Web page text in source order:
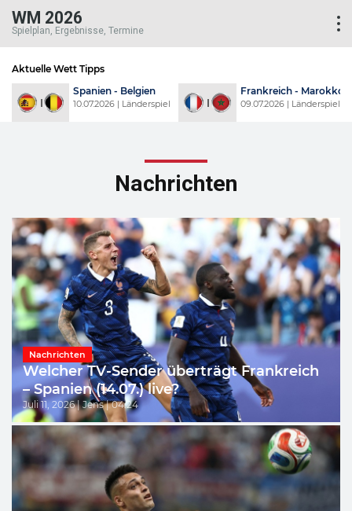
WM 2026
Spielplan, Ergebnisse, Termine
Aktuelle Wett Tipps
USA - Belgien
07.07.2026 | Länderspiel
Schweiz - Kolumbien
07.07.2026 | Länderspiel
Nachrichten
Nachrichten
Welcher TV-Sender überträgt Frankreich
– Spanien (14.07.) live?
Juli 11, 2026 | Jens | 04:24